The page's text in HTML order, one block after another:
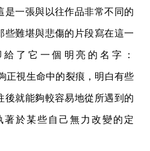
是一張與以往作品非常不同的
些難堪與悲傷的片段寫在這一
了它一個明亮的名字：
正視生命中的裂痕，明白有些
後就能夠較容易地從所遇到的
著於某些自己無力改變的定